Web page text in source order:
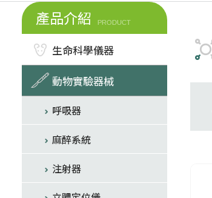
產品介紹 PRODUCT
生命科學儀器
動物實驗器械
呼吸器
麻醉系統
注射器